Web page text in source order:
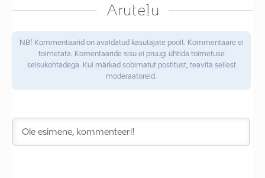
Arutelu
NB! Kommentaarid on avaldatud kasutajate poolt. Kommentaare ei
toimetata. Komentaaride sisu ei pruugi ühtida toimetuse
seisukohtadega. Kui märkad sobimatut postitust, teavita sellest
moderaatoreid.